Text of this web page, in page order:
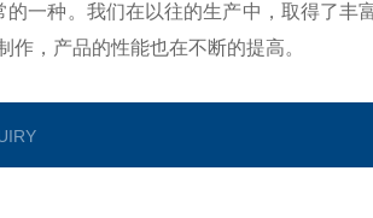
一种。我们在以往的生产中，取得了丰
作，产品的性能也在不断的提高。